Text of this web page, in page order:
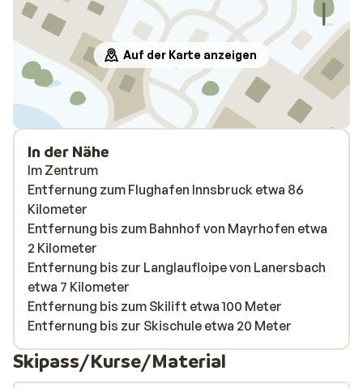
Auf der Karte anzeigen
In der Nähe
Im Zentrum
Entfernung zum Flughafen Innsbruck etwa 86
Kilometer
Entfernung bis zum Bahnhof von Mayrhofen etwa
2 Kilometer
Entfernung bis zur Langlaufloipe von Lanersbach
etwa 7 Kilometer
Entfernung bis zum Skilift etwa 100 Meter
Entfernung bis zur Skischule etwa 20 Meter
Skipass/Kurse/Material